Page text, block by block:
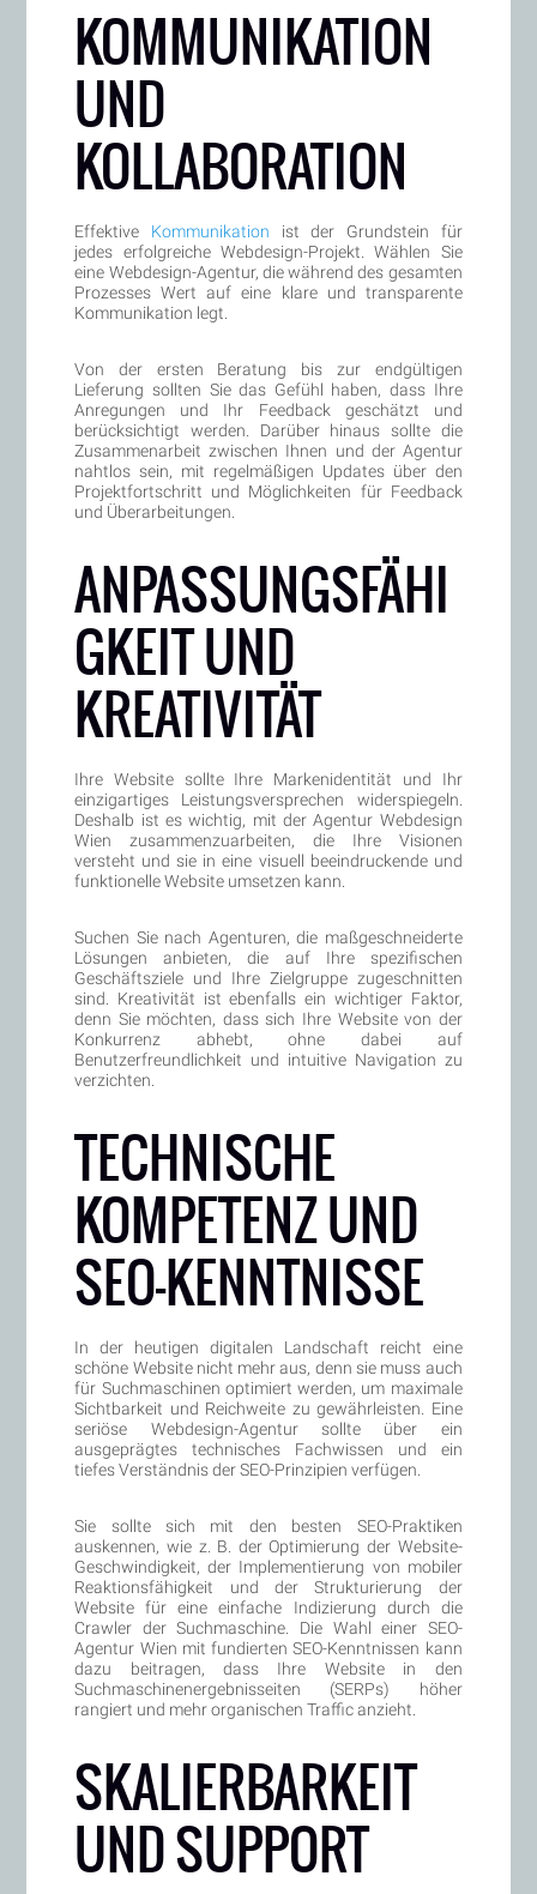
KOMMUNIKATION
UND
KOLLABORATION
Effektive Kommunikation ist der Grundstein für
jedes erfolgreiche Webdesign-Projekt. Wählen Sie
eine Webdesign-Agentur, die während des gesamten
Prozesses Wert auf eine klare und transparente
Kommunikation legt.
Von der ersten Beratung bis zur endgültigen
Lieferung sollten Sie das Gefühl haben, dass Ihre
Anregungen und Ihr Feedback geschätzt und
berücksichtigt werden. Darüber hinaus sollte die
Zusammenarbeit zwischen Ihnen und der Agentur
nahtlos sein, mit regelmäßigen Updates über den
Projektfortschritt und Möglichkeiten für Feedback
und Überarbeitungen.
ANPASSUNGSFÄHI
GKEIT UND
KREATIVITÄT
Ihre Website sollte Ihre Markenidentität und Ihr
einzigartiges Leistungsversprechen widerspiegeln.
Deshalb ist es wichtig, mit der Agentur Webdesign
Wien zusammenzuarbeiten, die Ihre Visionen
versteht und sie in eine visuell beeindruckende und
funktionelle Website umsetzen kann.
Suchen Sie nach Agenturen, die maßgeschneiderte
Lösungen anbieten, die auf Ihre spezifischen
Geschäftsziele und Ihre Zielgruppe zugeschnitten
sind. Kreativität ist ebenfalls ein wichtiger Faktor,
denn Sie möchten, dass sich Ihre Website von der
Konkurrenz abhebt, ohne dabei auf
Benutzerfreundlichkeit und intuitive Navigation zu
verzichten.
TECHNISCHE
KOMPETENZ UND
SEO-KENNTNISSE
In der heutigen digitalen Landschaft reicht eine
schöne Website nicht mehr aus, denn sie muss auch
für Suchmaschinen optimiert werden, um maximale
Sichtbarkeit und Reichweite zu gewährleisten. Eine
seriöse Webdesign-Agentur sollte über ein
ausgeprägtes technisches Fachwissen und ein
tiefes Verständnis der SEO-Prinzipien verfügen.
Sie sollte sich mit den besten SEO-Praktiken
auskennen, wie z. B. der Optimierung der Website-
Geschwindigkeit, der Implementierung von mobiler
Reaktionsfähigkeit und der Strukturierung der
Website für eine einfache Indizierung durch die
Crawler der Suchmaschine. Die Wahl einer SEO-
Agentur Wien mit fundierten SEO-Kenntnissen kann
dazu beitragen, dass Ihre Website in den
Suchmaschinenergebnisseiten (SERPs) höher
rangiert und mehr organischen Traffic anzieht.
SKALIERBARKEIT
UND SUPPORT